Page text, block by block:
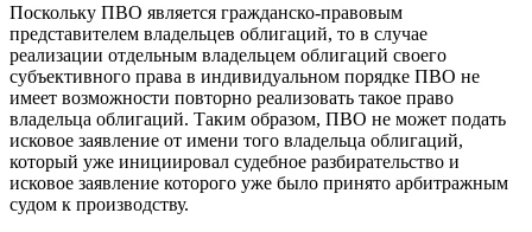
Поскольку ПВО является гражданско-правовым
представителем владельцев облигаций, то в случае
реализации отдельным владельцем облигаций своего
субъективного права в индивидуальном порядке ПВО не
имеет возможности повторно реализовать такое право
владельца облигаций. Таким образом, ПВО не может подать
исковое заявление от имени того владельца облигаций,
который уже инициировал судебное разбирательство и
исковое заявление которого уже было принято арбитражным
судом к производству.